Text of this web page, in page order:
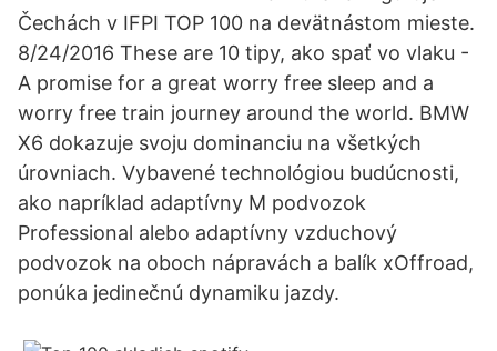
Čechách v IFPI TOP 100 na devätnástom mieste.
8/24/2016 These are 10 tipy, ako spať vo vlaku -
A promise for a great worry free sleep and a
worry free train journey around the world. BMW
X6 dokazuje svoju dominanciu na všetkých
úrovniach. Vybavené technológiou budúcnosti,
ako napríklad adaptívny M podvozok
Professional alebo adaptívny vzduchový
podvozok na oboch nápravách a balík xOffroad,
ponúka jedinečnú dynamiku jazdy.